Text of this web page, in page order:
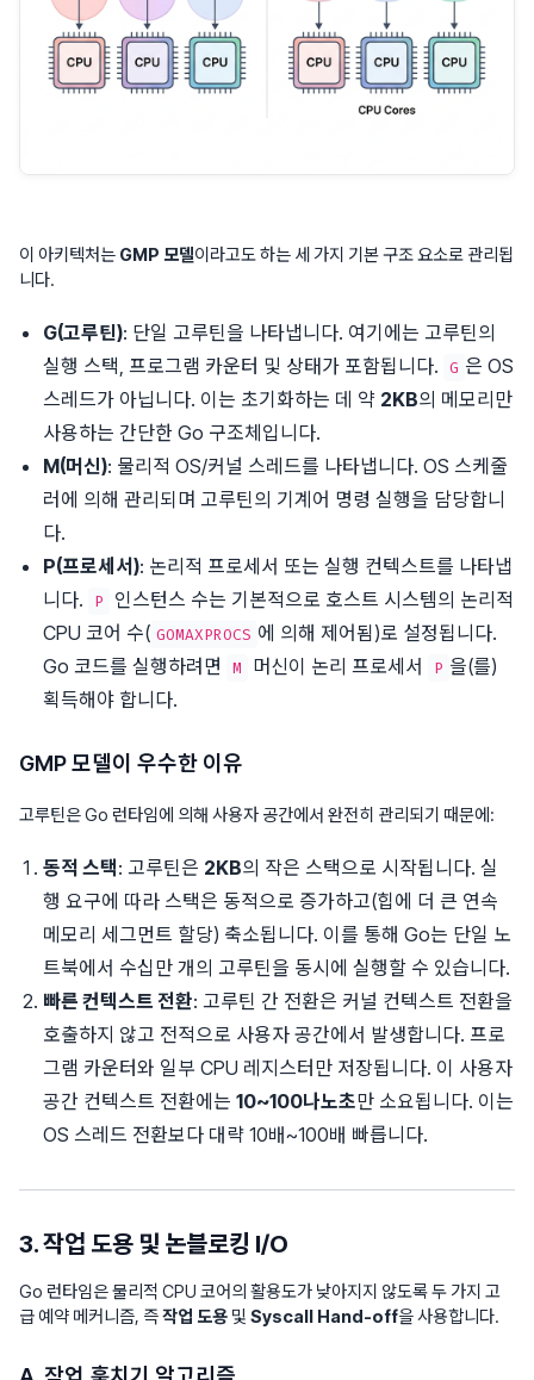
이 아키텍처는 GMP 모델이라고도 하는 세 가지 기본 구조 요소로 관리됩
니다.
G(고루틴): 단일 고루틴을 나타냅니다. 여기에는 고루틴의
실행 스택, 프로그램 카운터 및 상태가 포함됩니다. G 은 OS
스레드가 아닙니다. 이는 초기화하는 데 약 2KB의 메모리만
사용하는 간단한 Go 구조체입니다.
M(머신): 물리적 OS/커널 스레드를 나타냅니다. OS 스케줄
러에 의해 관리되며 고루틴의 기계어 명령 실행을 담당합니
다.
P(프로세서): 논리적 프로세서 또는 실행 컨텍스트를 나타냅
니다.
P
인스턴스 수는 기본적으로 호스트 시스템의 논리적
CPU 코어 수( GOMAXPROCS 에 의해 제어됨)로 설정됩니다.
Go 코드를 실행하려면
M 머신이 논리 프로세서 P 을(를)
획득해야 합니다.
GMP 모델이 우수한 이유
고루틴은 Go 런타임에 의해 사용자 공간에서 완전히 관리되기 때문에:
동적 스택: 고루틴은 2KB의 작은 스택으로 시작됩니다. 실
행 요구에 따라 스택은 동적으로 증가하고(힙에 더 큰 연속
메모리 세그먼트 할당) 축소됩니다. 이를 통해 Go는 단일 노
트북에서 수십만 개의 고루틴을 동시에 실행할 수 있습니다.
빠른 컨텍스트 전환: 고루틴 간 전환은 커널 컨텍스트 전환을
호출하지 않고 전적으로 사용자 공간에서 발생합니다. 프로
그램 카운터와 일부 CPU 레지스터만 저장됩니다. 이 사용자
공간 컨텍스트 전환에는 10~100나노초만 소요됩니다. 이는
OS 스레드 전환보다 대략 10배~100배 빠릅니다.
3. 작업 도용 및 논블로킹 I/O
Go 런타임은 물리적 CPU 코어의 활용도가 낮아지지 않도록 두 가지 고
급 예약 메커니즘, 즉작업 도용 및 Syscall Hand-off을 사용합니다.